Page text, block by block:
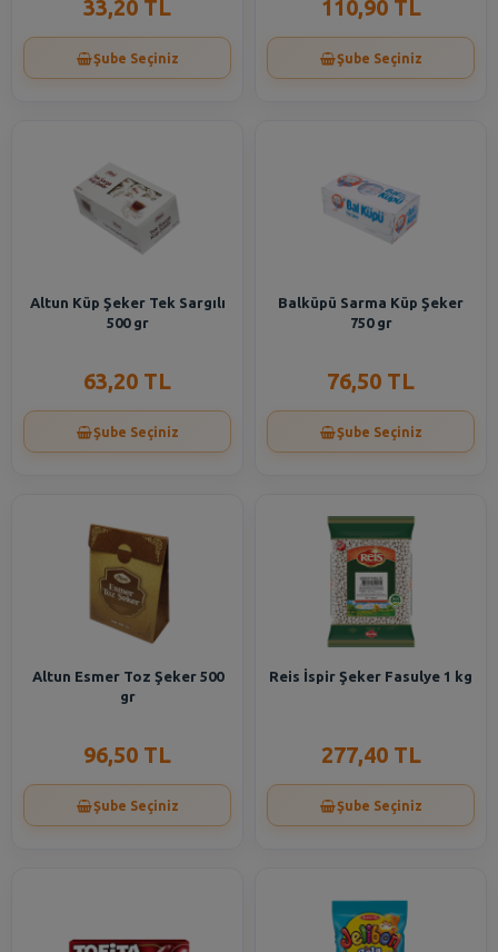
33,20 TL
Şube Seçiniz
110,90 TL
Şube Seçiniz
Altun Küp Şeker Tek Sargılı
500 gr
63,20 TL
Şube Seçiniz
Balküpü Sarma Küp Şeker
750 gr
76,50 TL
Şube Seçiniz
Altun Esmer Toz Şeker 500
gr
96,50 TL
Şube Seçiniz
Reis İspir Şeker Fasulye 1 kg
277,40 TL
Şube Seçiniz